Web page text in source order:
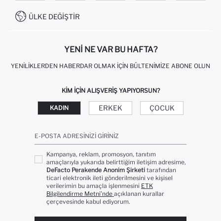
İŞLEM REHBERI
KAMPANYALAR
0850 333 22 86
ÜLKE DEĞIŞTIR
YENI NE VAR BU HAFTA?
YENILIKLERDEN HABERDAR OLMAK İÇIN BÜLTENIMIZE ABONE OLUN
KIM IÇIN ALIŞVERIŞ YAPIYORSUN?
KADIN ERKEK ÇOCUK
E-POSTA ADRESINIZI GIRINIZ
Kampanya, reklam, promosyon, tanıtım
amaçlarıyla yukarıda belirttiğim iletişim adresime,
DeFacto Perakende Anonim Şirketi tarafından
ticari elektronik ileti gönderilmesini ve kişisel
verilerimin bu amaçla işlenmesini ETK
Bilgilendirme Metni’nde açıklanan kurallar
çerçevesinde kabul ediyorum.